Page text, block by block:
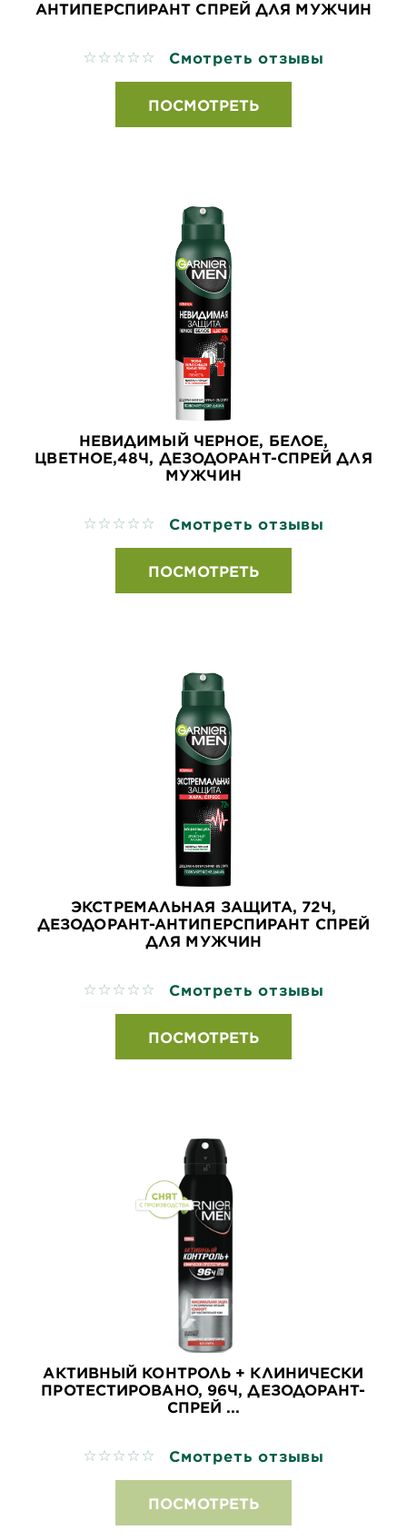
АНТИПЕРСПИРАНТ СПРЕЙ ДЛЯ МУЖЧИН
No reviews Смотреть отзывы
ПОСМОТРЕТЬ
НЕВИДИМЫЙ ЧЕРНОЕ, БЕЛОЕ,
ЦВЕТНОЕ,48Ч, ДЕЗОДОРАНТ-СПРЕЙ ДЛЯ
МУЖЧИН
No reviews Смотреть отзывы
ПОСМОТРЕТЬ
ЭКСТРЕМАЛЬНАЯ ЗАЩИТА, 72Ч,
ДЕЗОДОРАНТ-АНТИПЕРСПИРАНТ СПРЕЙ
ДЛЯ МУЖЧИН
No reviews Смотреть отзывы
ПОСМОТРЕТЬ
АКТИВНЫЙ КОНТРОЛЬ + КЛИНИЧЕСКИ
ПРОТЕСТИРОВАНО, 96Ч, ДЕЗОДОРАНТ-
СПРЕЙ ...
No reviews Смотреть отзывы
ПОСМОТРЕТЬ